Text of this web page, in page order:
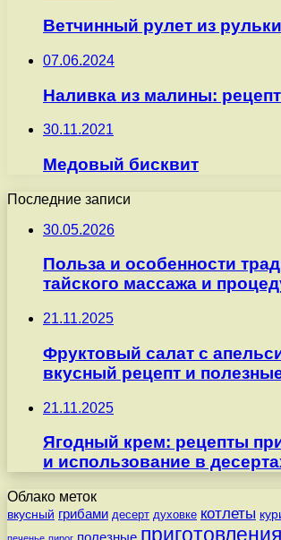
Ветчинный рулет из рульки
07.06.2024
Наливка из малины:
30.11.2021
Медовый бисквит
Последние записи
30.05.2026
Польза и особенности
тайского массажа и
21.11.2025
Фруктовый салат с
вкусный рецепт и
21.11.2025
Ягодный крем: рецепты
и использование в
Облако меток
вкусный грибами десерт духовке котлеты
полезные приготовления